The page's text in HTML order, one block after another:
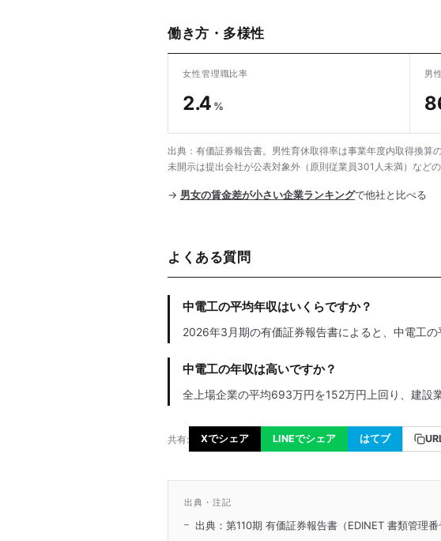
働き方・多様性
女性管理職比率
2.4 %
男
出典：有価証券報告書。男性育休取得率は事業年度内取得換算
未開示は提出会社が公表対象外（原則従業員301人未満）などの
→ 男女の賃金差が小さい企業ランキングで他社と比べる
よくある質問
中電工の平均年収はいくらですか？
2026年3月期の有価証券報告書によると、中電工
中電工の年収は高いですか？
全上場企業の平均693万円を152万円上回り、建設
共有: Xでシェア LINEでシェア はてブ
出典・注記
出典：第110期 有価証券報告書（EDINET 書類管理番